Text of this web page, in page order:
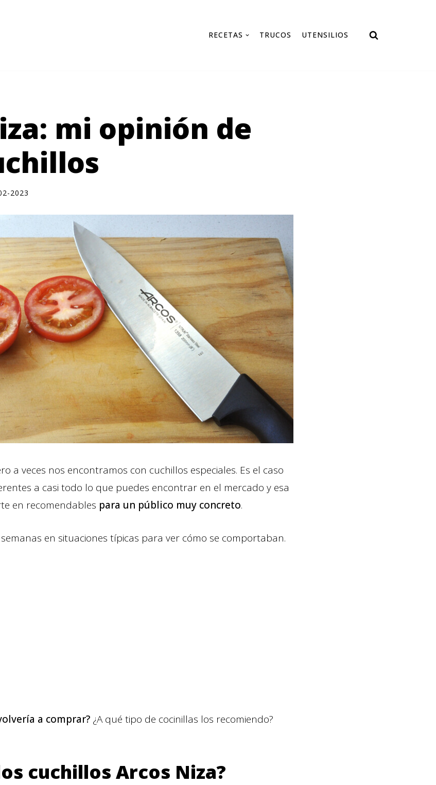
RECETAS TRUCOS UTENSILIOS
mi opinión de
2023
a veces nos encontramos con cuchillos especiales. Es el caso
a casi todo lo que puedes encontrar en el mercado y esa
en recomendables para un público muy concreto.
en situaciones típicas para ver cómo se comportaban.
a comprar?¿A qué tipo de cocinillas los recomiendo?
cuchillos Arcos Niza?